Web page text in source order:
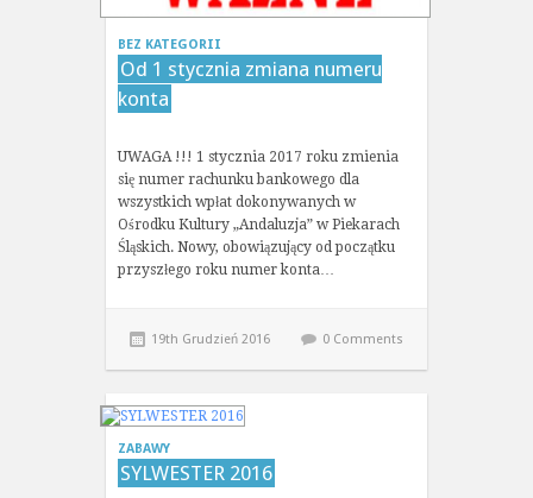
BEZ KATEGORII
Od 1 stycznia zmiana numeru
konta
UWAGA !!! 1 stycznia 2017 roku zmienia
się numer rachunku bankowego dla
wszystkich wpłat dokonywanych w
Ośrodku Kultury „Andaluzja” w Piekarach
Śląskich. Nowy, obowiązujący od początku
przyszłego roku numer konta…
19th Grudzień 2016 0 Comments
ZABAWY
SYLWESTER 2016